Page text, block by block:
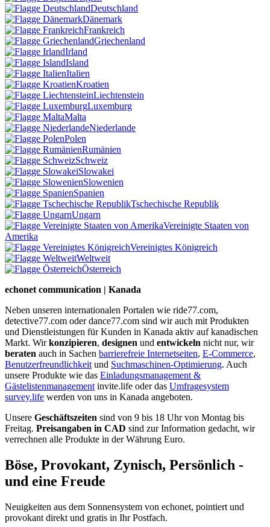
Deutschland
Dänemark
Frankreich
Griechenland
Irland
Island
Italien
Kroatien
Liechtenstein
Luxemburg
Malta
Niederlande
Polen
Rumänien
Schweiz
Slowakei
Slowenien
Spanien
Tschechische Republik
Ungarn
Vereinigte Staaten von
Amerika
Vereinigtes Königreich
Weltweit
Österreich
echonet communication | Kanada
Neben unseren internationalen Portalen wie ride77.com,
detective77.com oder dance77.com sind wir auch mit Produkten
und Dienstleistungen für Kunden in Kanada aktiv auf kanadischen
Markt. Wirkonzipieren, designen und entwickeln nicht nur, wir
beraten auch in Sachen barrierefreie Internetseiten, E-Commerce,
Benutzerfreundlichkeit und Suchmaschinen-Optimierung. Auch
unsere Produkte wie das Einladungsmanagement &
Gästelistenmanagement invite.life oder das Umfragesystem
survey.life werden von uns in Kanada angeboten.
Unsere Geschäftszeiten sind von 9 bis 18 Uhr von Montag bis
Freitag. Preisangaben in CAD sind zur Information gedacht, wir
verrechnen alle Produkte in der Währung Euro.
Böse, Provokant, Zynisch, Persönlich -
und eine Freude
Neuigkeiten aus dem Sonnensystem von echonet, pointiert und
provokant direkt und gratis in Ihr Postfach.